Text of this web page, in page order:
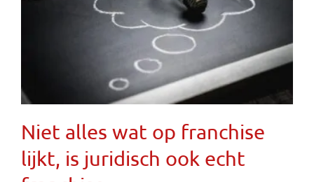
Niet alles wat op franchise
lijkt, is juridisch ook echt